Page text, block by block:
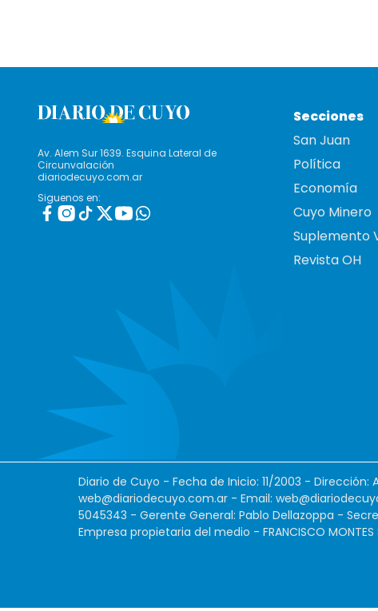
Av. Alem Sur 1639. Esquina Lateral de
Circunvalación
diariodecuyo.com.ar
Siguenos en:
Secciones
San Juan
Política
Economía
Cuyo Minero
Suplemento
Revista OH
Diario de Cuyo - Fecha de Inicio: 11/2003 -
web@diariodecuyo.com.ar - Email:
5045343 - Gerente General: Pablo Dellazoppa -
Empresa propietaria del medio - FRANCISCO MONTES